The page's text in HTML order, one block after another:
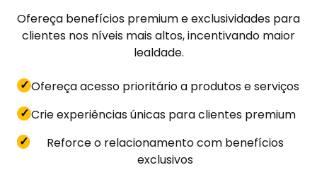
Ofereça benefícios premium e exclusividades para
clientes nos níveis mais altos, incentivando maior
lealdade.
✓Ofereça acesso prioritário a produtos e serviços
✓Crie experiências únicas para clientes premium
✓
Reforce o relacionamento com benefícios
exclusivos